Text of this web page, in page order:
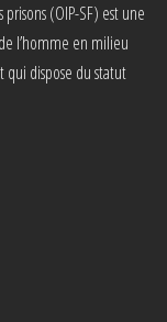
(OIP-SF) est une
l’homme en milieu
qui dispose du statut